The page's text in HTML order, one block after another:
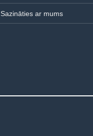
Sazināties ar mums